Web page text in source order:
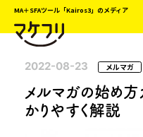
MA＋SFAツール「Kairos3」のメディア
2022-08-23 メルマガ
メルマガの始め方
かりやすく解説